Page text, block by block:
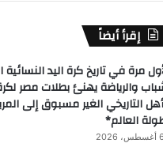
إقرأ أيضاً
مرة في تاريخ كرة اليد النسائية
والرياضة يهنئ بطلات مصر
التاريخي الغير مسبوق إلى
العالم*
6 أغسطس، 2026